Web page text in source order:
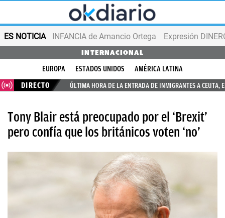
ES NOTICIA INFANCIA de Amancio Ortega Expresión
INTERNACIONAL
EUROPA ESTADOS UNIDOS
AMÉRICA LATINA
DIRECTO
ÚLTIMA HORA DE LA ENTRADA DE INMIGRANTES A CEUTA,
Tony Blair está preocupado por el ‘Brexit’
pero confía que los británicos voten ‘no’